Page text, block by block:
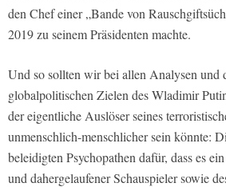
den Chef einer „Bande von
2019 zu seinem Präsidenten machte.
Und so sollten wir bei allen Analysen und
globalpolitischen Zielen des Wladimir
der eigentliche Auslöser seines
unmenschlich-menschlicher sein könnte:
beleidigten Psychopathen dafür, dass es
und dahergelaufener Schauspieler sowie